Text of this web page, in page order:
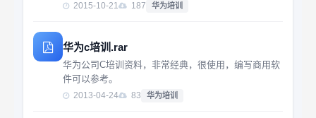
2015-10-21 187 华为培训
华为c培训.rar
华为公司C培训资料，非常经典，很使用，编写商用软
件可以参考。
2013-04-24 83 华为培训